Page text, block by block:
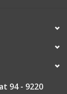
94 - 9220